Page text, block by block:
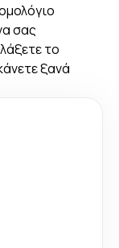
σας
το
ξανά